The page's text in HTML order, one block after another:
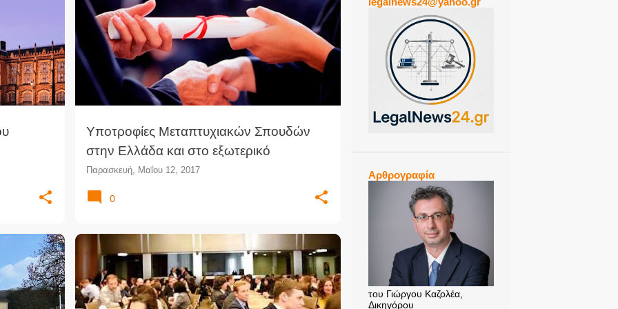
Υποτροφίες Μεταπτυχιακών Σπουδών
στην Ελλάδα και στο εξωτερικό
Παρασκευή, Μαΐου 12, 2017
ΊΔΡΥΜΑ ΜΕΤΑΠΤΥΧΙΑΚΆ ΝΟΜΙΚΈΣ ΣΠΟΥΔΈΣ
ΠΑΝΕΠΙΣΤΉΜΙΟ +
ΥΠΟΤΡΟΦΊΕΣ
0
+
ΒΡΑΒΕΊΟ ΔΙΑΓΩΝΙΣΜΌΣ ΕΙΚΟΝΙΚΉ ΔΊΚΗ
ΝΟΜΙΚΈΣ ΣΠΟΥΔΈΣ ΝΟΜΙΚΉ ΣΧΟΛΉ +
ΠΑΝΕΠΙΣΤΉΜΙΟ
Αρθρογραφία
του Γιώργου Καζολέα,
Δικηγόρου